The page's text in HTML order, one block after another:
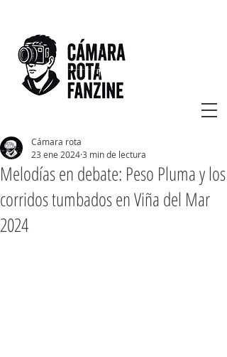
Melodías en debate: Peso Pluma y los
corridos tumbados en Viña del Mar
2024
Cámara rota
23 ene 20243 min de lectura